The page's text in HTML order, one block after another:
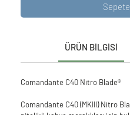
ÜRÜN BİLGİSİ
Comandante C40 Nitro Blade®
Comandante C40 (MKIII) Nitro